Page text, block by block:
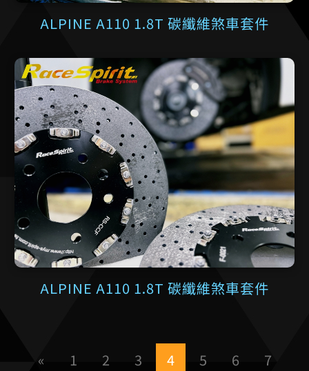
ALPINE A110 1.8T 碳纖維煞車套件
ALPINE A110 1.8T 碳纖維煞車套件
1 2 3 4 5 6
7